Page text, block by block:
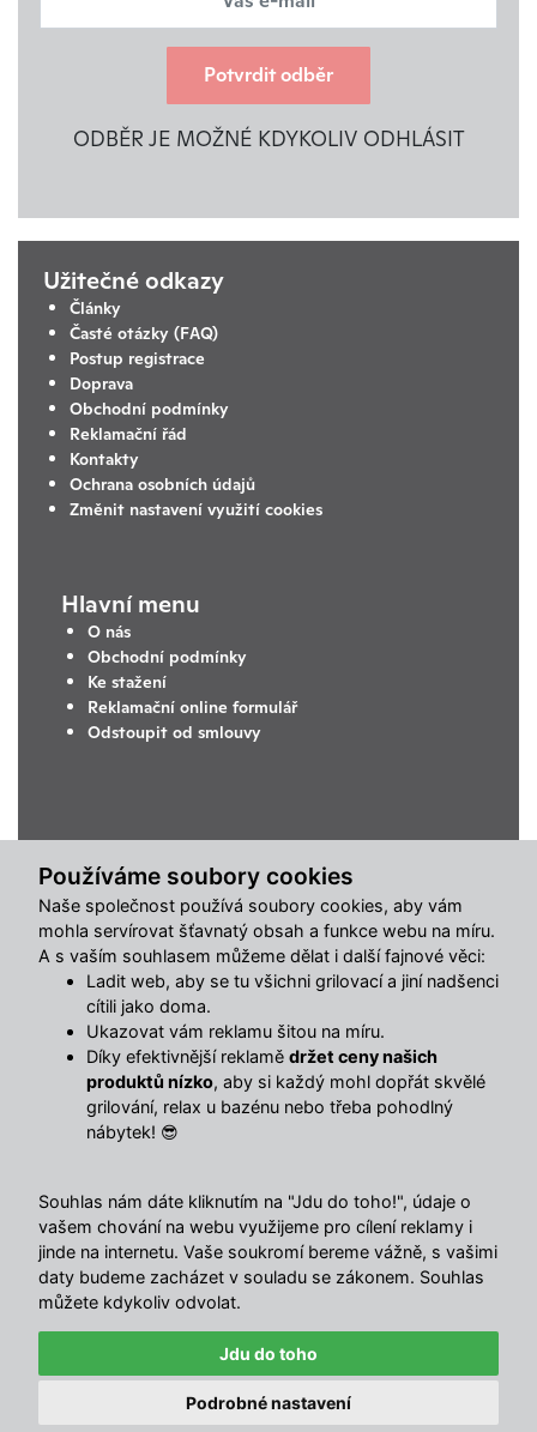
Používáme soubory cookies
Naše společnost používá soubory cookies, aby vám
mohla servírovat šťavnatý obsah a funkce webu na míru.
A s vaším souhlasem můžeme dělat i další fajnové věci:
Ladit web, aby se tu všichni grilovací a jiní nadšenci
cítili jako doma.
Ukazovat vám reklamu šitou na míru.
Díky efektivnější reklamě držet ceny našich
produktů nízko, aby si každý mohl dopřát skvělé
grilování, relax u bazénu nebo třeba pohodlný
nábytek! 😎
Souhlas nám dáte kliknutím na "Jdu do toho!", údaje o
vašem chování na webu využijeme pro cílení reklamy i
jinde na internetu. Vaše soukromí bereme vážně, s vašimi
daty budeme zacházet v souladu se zákonem. Souhlas
můžete kdykoliv odvolat.
Jdu do toho
Podrobné nastavení
Potvrdit odběr
ODBĚR JE MOŽNÉ KDYKOLIV ODHLÁSIT
Užitečné odkazy
Články
Časté otázky (FAQ)
Postup registrace
Doprava
Obchodní podmínky
Reklamační řád
Kontakty
Ochrana osobních údajů
Změnit nastavení využití cookies
Hlavní menu
O nás
Obchodní podmínky
Ke stažení
Reklamační online formulář
Odstoupit od smlouvy
4.5/ 5
názory
© Avenberg.cz | Všechna
</MajorShop>
🔥 TOTÁLNÍ VÝPRODEJ SKLADU 🔥
Nabídka končí za:
02
DNY
08
HOD
19
MIN
Sleva 750 Kč nad 5 000 Kč
nebo 1 500 Kč nad 10 000 Kč